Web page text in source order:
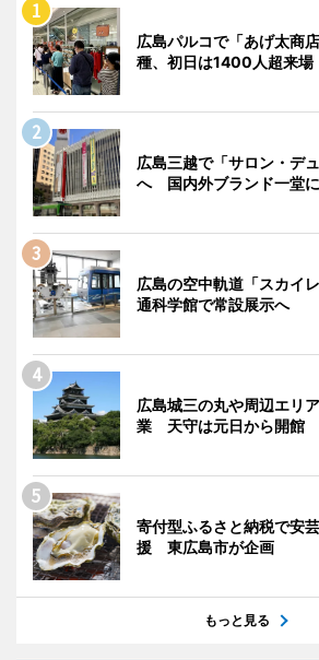
広島パルコで「あげ太
種、初日は1400人超来場
広島三越で「サロン・デ
へ 国内外ブランド一堂に
広島の空中軌道「スカイ
通科学館で常設展示へ
広島城三の丸や周辺エリ
業 天守は元日から開館
寄付型ふるさと納税で安
援 東広島市が企画
もっと見る